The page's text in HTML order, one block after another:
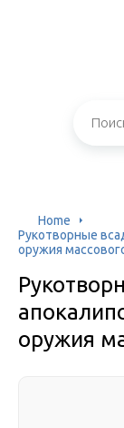
Home
Рукотворные
оружия
оружия